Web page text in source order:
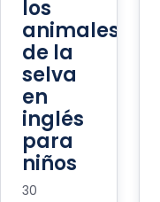
los
animales
de la
selva
en
inglés
para
niños
30